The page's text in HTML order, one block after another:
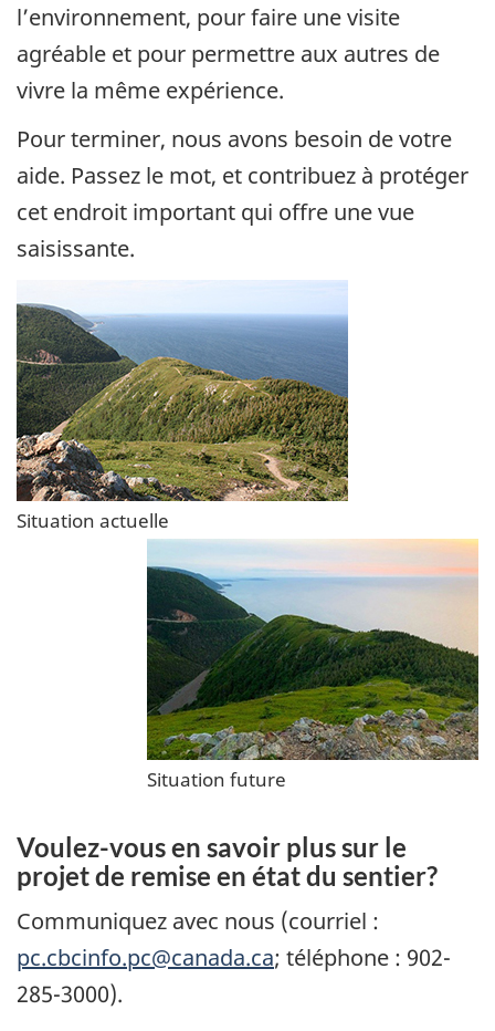
l’environnement, pour faire une visite
agréable et pour permettre aux autres de
vivre la même expérience.
Pour terminer, nous avons besoin de votre
aide. Passez le mot, et contribuez à protéger
cet endroit important qui offre une vue
saisissante.
Situation actuelle
Situation future
Voulez-vous en savoir plus sur le
projet de remise en état du sentier?
Communiquez avec nous (courriel :
pc.cbcinfo.pc@canada.ca; téléphone : 902-
285-3000).